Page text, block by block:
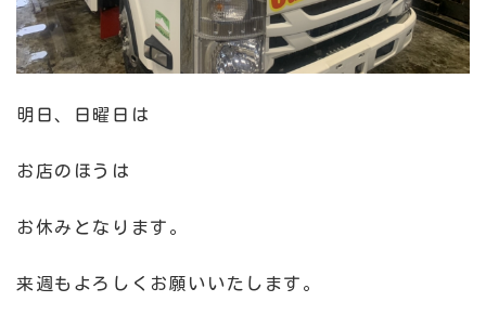
明日、日曜日は
お店のほうは
お休みとなります。
来週もよろしくお願いいたします。